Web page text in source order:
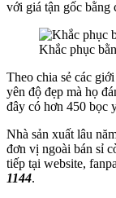
với giá tận gốc bằng
Khắc phục
Theo chia sẻ các
yên độ đẹp mà họ
đây có hơn 450 bọc
Nhà sản xuất lâu
đơn vị ngoài bán sỉ
tiếp tại website,
1144.